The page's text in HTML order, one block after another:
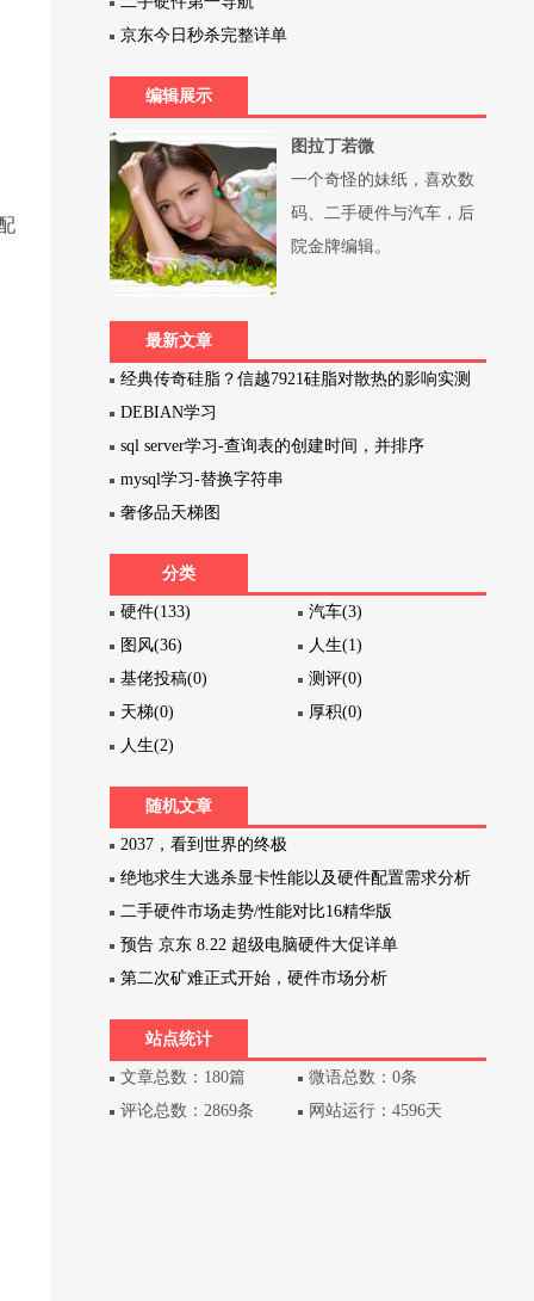
京东今日秒杀完整详单
编辑展示
图拉丁若微
一个奇怪的妹纸，喜欢数
码、二手硬件与汽车，后
院金牌编辑。
最新文章
经典传奇硅脂？信越7921硅脂对散热的影响实测
DEBIAN学习
sql server学习-查询表的创建时间，并排序
mysql学习-替换字符串
奢侈品天梯图
分类
硬件(133)
汽车(3)
图风(36)
人生(1)
基佬投稿(0)
测评(0)
天梯(0)
厚积(0)
人生(2)
随机文章
2037，看到世界的终极
绝地求生大逃杀显卡性能以及硬件配置需求分析
二手硬件市场走势/性能对比16精华版
预告 京东 8.22 超级电脑硬件大促详单
第二次矿难正式开始，硬件市场分析
站点统计
文章总数：180篇
微语总数：0条
评论总数：2869条
网站运行：4596天